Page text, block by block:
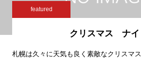
featured
クリスマス ナイ
札幌は久々に天気も良く素敵なクリスマ